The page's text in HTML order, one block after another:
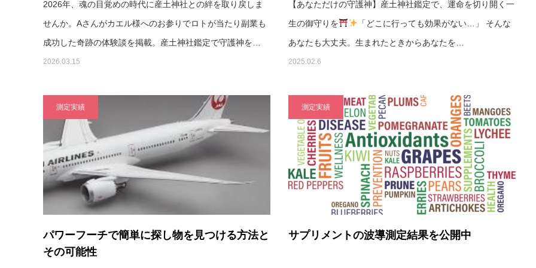
2026年、魂の目覚めの時代に産土神社との絆を取り戻しま
せんか。Aさんがカエル様へのお参りでロトが当たり副業も
成功した奇跡の体験談を掲載。産土神社鑑定で守護神を…
2026.03.15
【あなただけの守護神】産土神社鑑定で、運命を切り開く一
生の御守りを
「どこに行っても効果がない…」 そんな
あなたも大丈夫。生まれたときからあなたを…
2025.02.6
測定実績
パワーフーチで簡単に探し物を見つける方法と
その可能性
測定実績
サプリメントの波導測定結果を公開中